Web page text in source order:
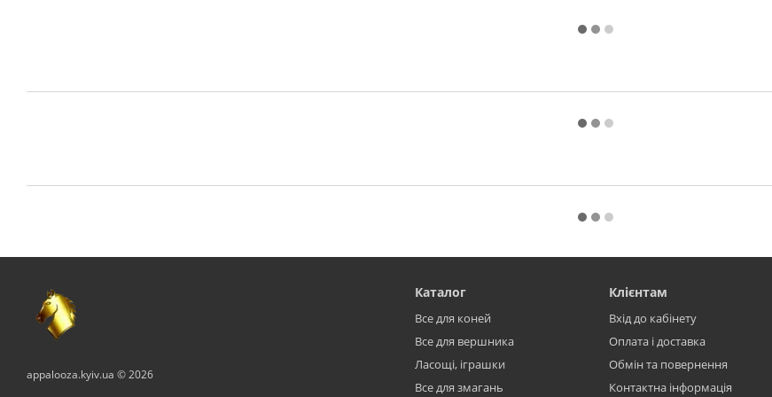
appalooza.kyiv.ua © 2026
Каталог
Все для коней
Все для вершника
Ласощі, іграшки
Все для змагань
Клієнтам
Вхід до кабінету
Оплата і доставка
Обмін та повернення
Контактна інформація